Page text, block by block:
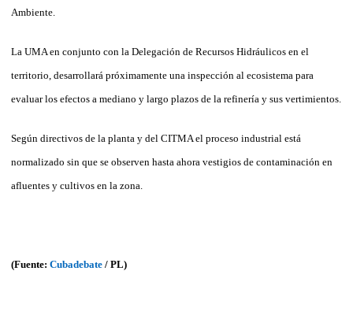
Ambiente.
La UMA en conjunto con la Delegación de Recursos Hidráulicos en el
territorio, desarrollará próximamente una inspección al ecosistema para
evaluar los efectos a mediano y largo plazos de la refinería y sus vertimientos.
Según directivos de la planta y del CITMA el proceso industrial está
normalizado sin que se observen hasta ahora vestigios de contaminación en
afluentes y cultivos en la zona.
(Fuente: Cubadebate / PL)